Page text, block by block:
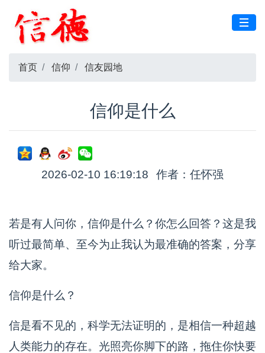
首页 信仰 信友园地
信仰是什么
2026-02-10 16:19:18 作者：任怀强
若是有人问你，信仰是什么？你怎么回答？这是我
听过最简单、至今为止我认为最准确的答案，分享
给大家。
信仰是什么？
信是看不见的，科学无法证明的，是相信一种超越
人类能力的存在。光照亮你脚下的路，拖住你快要